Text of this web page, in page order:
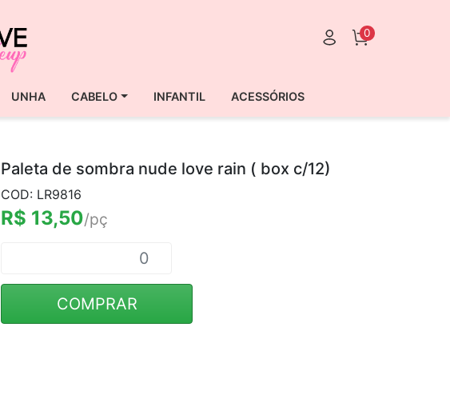
0
UNHA CABELO INFANTIL ACESSÓRIOS
Paleta de sombra nude love rain ( box c/12)
COD: LR9816
R$ 13,50/pç
COMPRAR